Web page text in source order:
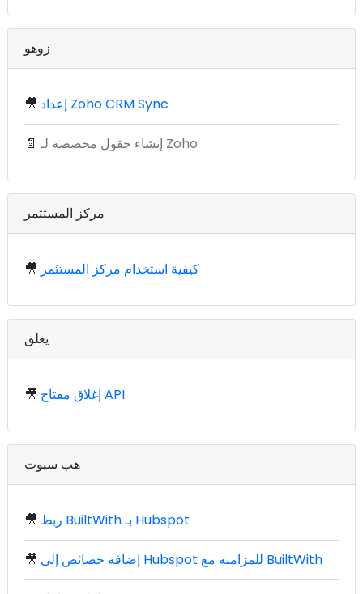
زوهو
🎥 إعداد Zoho CRM Sync
📄 إنشاء حقول مخصصة لـ Zoho
مركز المستثمر
🎥 كيفية استخدام مركز المستثمر
يغلق
🎥 إغلاق مفتاح API
هب سبوت
🎥 ربط BuiltWith بـ Hubspot
🎥 إضافة خصائص إلى Hubspot للمزامنة مع BuiltWith